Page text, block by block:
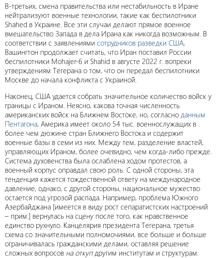
В-третьих, смена правительства или нестабильность в Иране
нейтрализуют военные технологии, такие как беспилотники
Shahed в Украине. Все эти случаи делают прямое военное
вмешательство Запада в дела Ирана как никогда возможным. В
соответствии с заявлениями сотрудников разведки США,
Вашингтон продолжает считать, что Иран поставил России
беспилотники Mohajer-6 и Shahid в августе 2022 г. вопреки
утверждениям Тегерана о том, что он передал беспилотники
Москве до начала конфликта с Украиной.
Наконец, США удается собрать значительное количество войск у
границы с Ираном. Неясно, какова точная численность
американских войск на Ближнем Востоке, но, согласно данным
Пентагона, Америка имеет около 54 тыс. военнослужащих в
более чем дюжине стран Ближнего Востока и содержит
военные базы в семи из них. Между тем, разделение властей,
управляющих Ираном, более очевидно, чем когда-либо прежде.
Система духовенства была ослаблена ходом протестов, а
военный корпус оправдал свою роль. С одной стороны, эта
тенденция кажется тождественной ответу на международное
давление, однако, с другой стороны, национальное мужество
остается под угрозой распада. Например, проблема Южного
Азербайджана [имеется в виду рост сепаратистских настроений
– прим.] вернулась на сцену после того, как нравственное
единство рухнуло. Канцелярия президента Тегерана, третья
схема со значительными полномочиями, все больше и больше
ограничивалась гражданскими делами, оставляя решение
сложных вопросов на откупдругим институтам и структурам.